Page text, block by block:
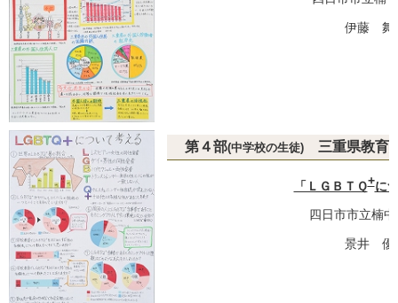
伊藤 舞
第４部(中学校の生徒) 三重県教育
「ＬＧＢＴＱ+に
四日市市立楠
景井 優